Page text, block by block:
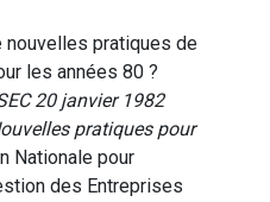
nouvelles pratiques de
les années 80 ?
20 janvier 1982
pratiques pour
Nationale pour
des Entreprises